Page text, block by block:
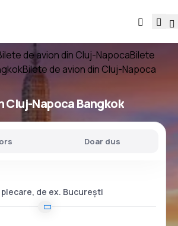
de avion din Cluj-NapocaBilete
Bilete de avion din Cluj-Napoca
Cluj-Napoca Bangkok
Doar dus